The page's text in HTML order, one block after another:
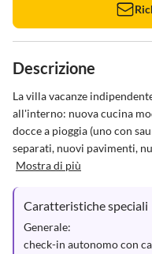
Descrizione
La villa vacanze
all'interno: nuova cucina
docce a pioggia (uno con
separati, nuovi pavimenti,
Mostra di più
Caratteristiche speciali
Generale:
check-in autonomo con